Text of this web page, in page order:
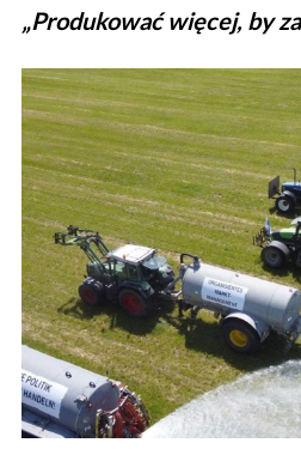
„Produkować więcej, by